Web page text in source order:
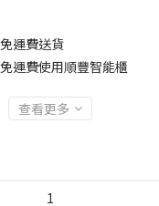
運費送貨
運費使用順豐智能櫃
查看更多